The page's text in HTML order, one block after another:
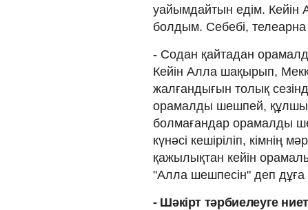
уайымдайтын едім.
болдым. Себебі,
- Содан қайтадан
Кейін Алла шақырып,
жалғандығын толық
орамалды шешпей,
болмағандар орамалды
күнәсі кешіріліп, кімнің
қажылықтан кейін
"Алла шешпесін" деп дұға
- Шәкірт тәрбиелеуге